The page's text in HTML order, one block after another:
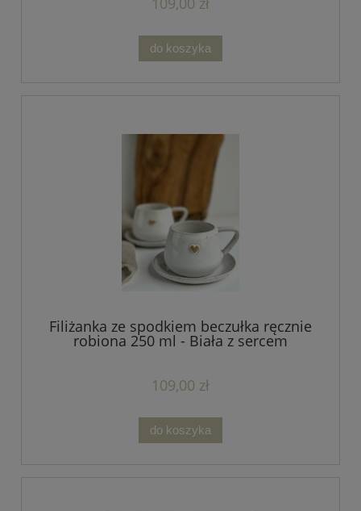
do koszyka
Filiżanka ze spodkiem beczułka ręcznie
robiona 250 ml - Biała z sercem
109,00 zł
do koszyka